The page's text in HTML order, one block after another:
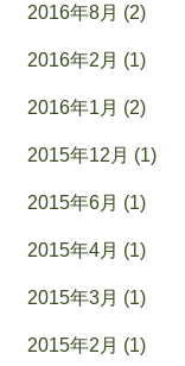
2016年8月 (2)
2016年2月 (1)
2016年1月 (2)
2015年12月 (1)
2015年6月 (1)
2015年4月 (1)
2015年3月 (1)
2015年2月 (1)